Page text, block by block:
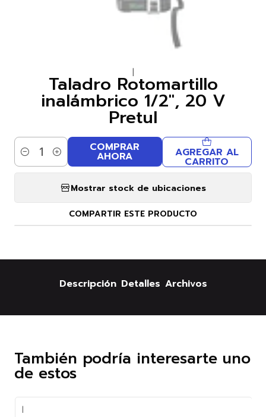
|
Taladro Rotomartillo
inalámbrico 1/2", 20 V
Pretul
Cantidad AGREGAR AL
CARRITO
COMPRAR
AHORA
Mostrar stock de ubicaciones
COMPARTIR ESTE PRODUCTO
Descripción Detalles Archivos
También podría interesarte uno
de estos
|